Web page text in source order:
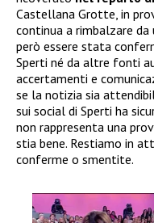
Castellana Grotte, in
continua a rimbalzare
però essere stata
Sperti né da altre fonti
accertamenti e
se la notizia sia
sui social di Sperti ha
non rappresenta una
stia bene. Restiamo in
conferme o smentite.